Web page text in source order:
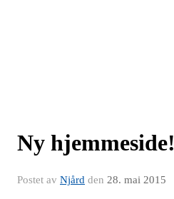
Ny hjemmeside!
Postet av Njård den 28. mai 2015